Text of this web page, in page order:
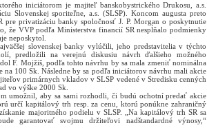
iniciátorom je majiteľ banskobystrického Drukosu, a.s.
Slovenskej sporiteľne, a.s. (SLSP). Koncom augusta preto
pre privatizáciu banky spoločnosť J. P. Morgan o poskytnutie
že VVP podľa Ministerstva financií SR nespĺňalo podmienky
neposkytol.
slovenskej banky vylúčili, jeho predstavitelia v týchto
predložili na verejnú diskusiu návrh ďalšieho možného
F. Mojžiš, podľa tohto návrhu by sa mala zmeniť nominálna
100 Sk. Následne by sa podľa iniciátorov návrhu mali akcie
primárnych vkladov v SLSP vedené v Stredisku cenných
vo výške 2000 Sk.
umožnil, aby sa sami rozhodli, či budú ochotní predať akcie
určí kapitálový trh resp. za cenu, ktorú ponúkne zahraničný
majoritného podielu v SLSP. „Na kapitálový trh SR sa
garantovať svojmu držiteľovi nadštandardné výnosy,“